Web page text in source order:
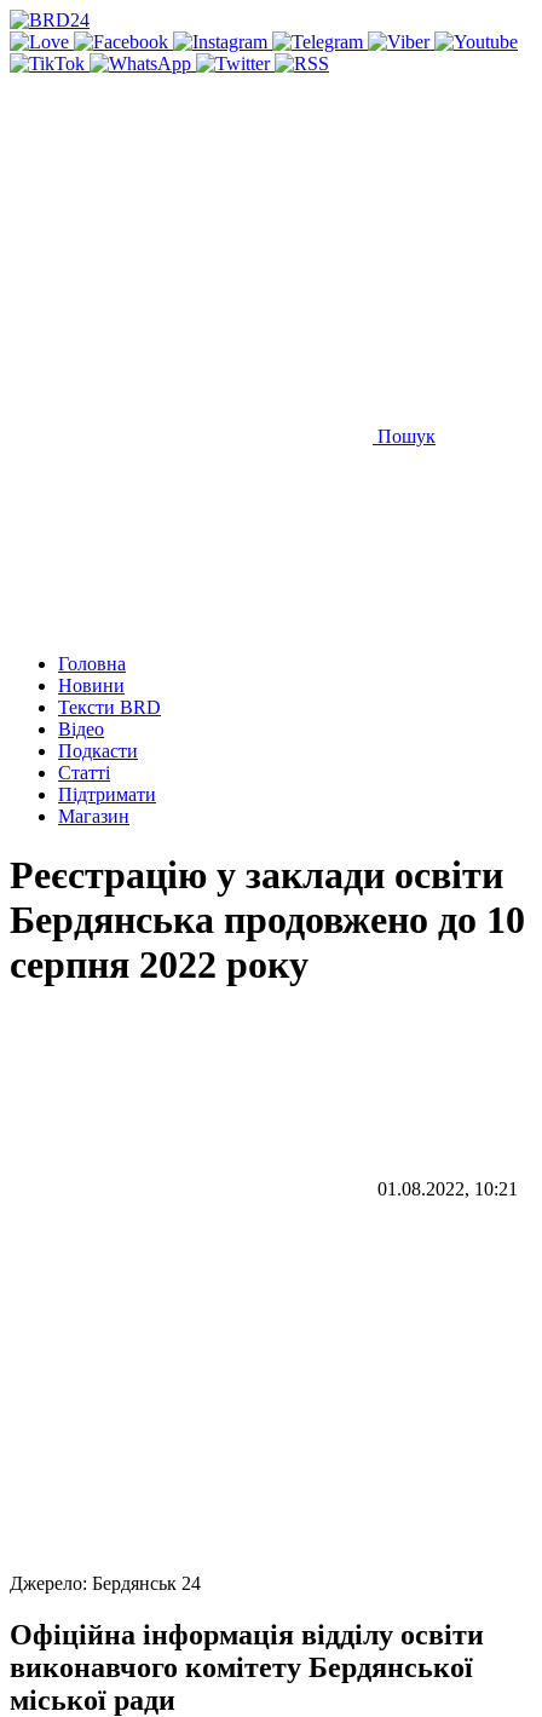
Пошук
Головна
Новини
Тексти BRD
Відео
Подкасти
Статті
Підтримати
Магазин
Реєстрацію у заклади освіти
Бердянська продовжено до 10
серпня 2022 року
01.08.2022, 10:21
Джерело: Бердянськ 24
Офіційна інформація відділу освіти
виконавчого комітету Бердянської
міської ради